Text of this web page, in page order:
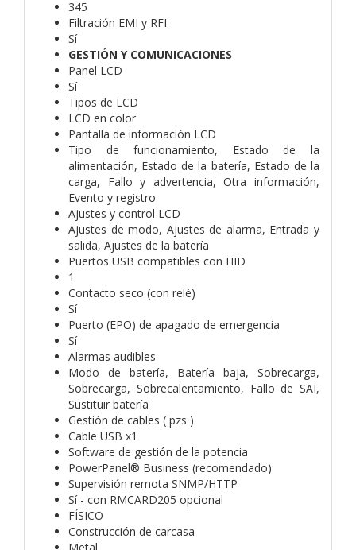
345
Filtración EMI y RFI
Sí
GESTIÓN Y COMUNICACIONES
Panel LCD
Sí
Tipos de LCD
LCD en color
Pantalla de información LCD
Tipo de funcionamiento, Estado de la
alimentación, Estado de la batería, Estado de la
carga, Fallo y advertencia, Otra información,
Evento y registro
Ajustes y control LCD
Ajustes de modo, Ajustes de alarma, Entrada y
salida, Ajustes de la batería
Puertos USB compatibles con HID
1
Contacto seco (con relé)
Sí
Puerto (EPO) de apagado de emergencia
Sí
Alarmas audibles
Modo de batería, Batería baja, Sobrecarga,
Sobrecarga, Sobrecalentamiento, Fallo de SAI,
Sustituir batería
Gestión de cables ( pzs )
Cable USB x1
Software de gestión de la potencia
PowerPanel® Business (recomendado)
Supervisión remota SNMP/HTTP
Sí - con RMCARD205 opcional
FÍSICO
Construcción de carcasa
Metal